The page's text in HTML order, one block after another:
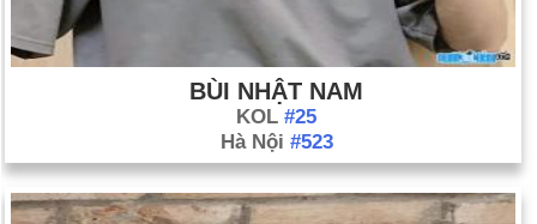
BÙI NHẬT NAM
KOL #25
Hà Nội #523